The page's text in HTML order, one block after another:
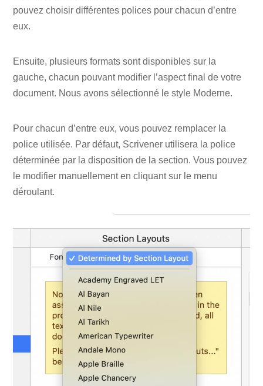
pouvez choisir différentes polices pour chacun d’entre
eux.
Ensuite, plusieurs formats sont disponibles sur la
gauche, chacun pouvant modifier l’aspect final de votre
document. Nous avons sélectionné le style Moderne.
Pour chacun d’entre eux, vous pouvez remplacer la
police utilisée. Par défaut, Scrivener utilisera la police
déterminée par la disposition de la section. Vous pouvez
le modifier manuellement en cliquant sur le menu
déroulant.